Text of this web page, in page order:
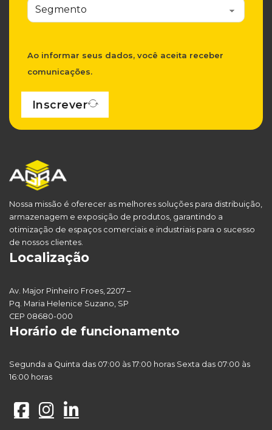
Ao informar seus dados, você aceita receber
comunicações.
Inscrever
Nossa missão é oferecer as melhores soluções para distribuição,
armazenagem e exposição de produtos, garantindo a
otimização de espaços comerciais e industriais para o sucesso
de nossos clientes.
Localização
Av. Major Pinheiro Froes, 2207 –
Pq. Maria Helenice Suzano, SP
CEP 08680-000
Horário de funcionamento
Segunda a Quinta das 07:00 às 17:00 horas Sexta das 07:00 às
16:00 horas